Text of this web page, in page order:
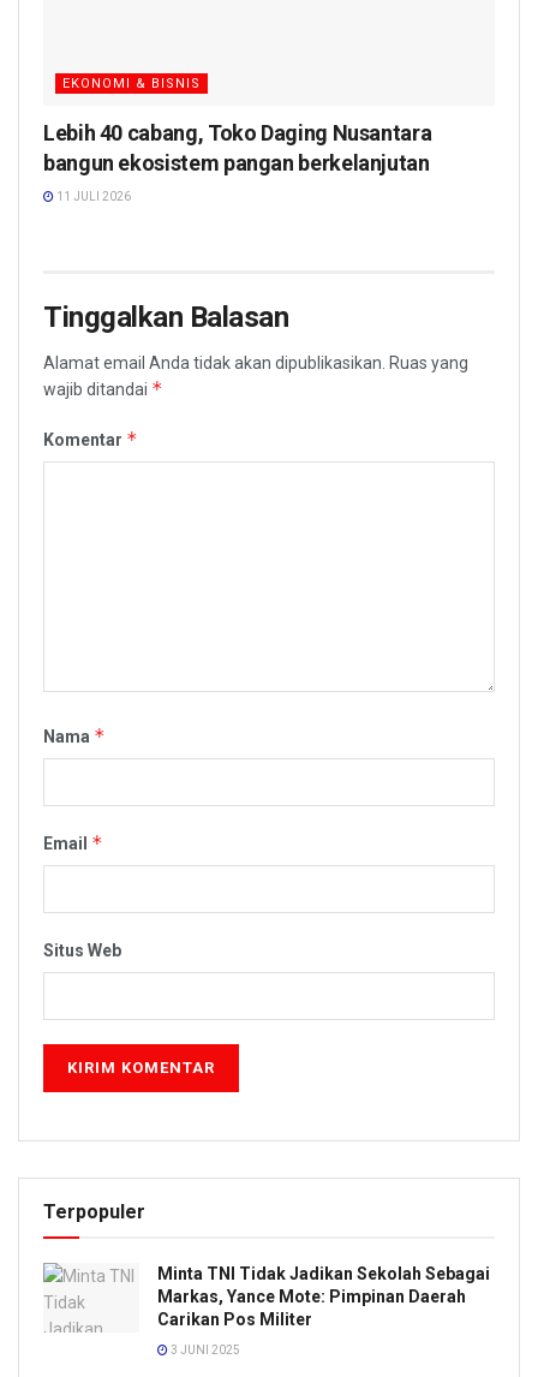
EKONOMI & BISNIS
Lebih 40 cabang, Toko Daging Nusantara
bangun ekosistem pangan berkelanjutan
11 JULI 2026
Tinggalkan Balasan
Alamat email Anda tidak akan dipublikasikan. Ruas yang
wajib ditandai *
Komentar *
Nama *
Email *
Situs Web
Terpopuler
Minta TNI Tidak Jadikan Sekolah Sebagai
Markas, Yance Mote: Pimpinan Daerah
Carikan Pos Militer
3 JUNI 2025